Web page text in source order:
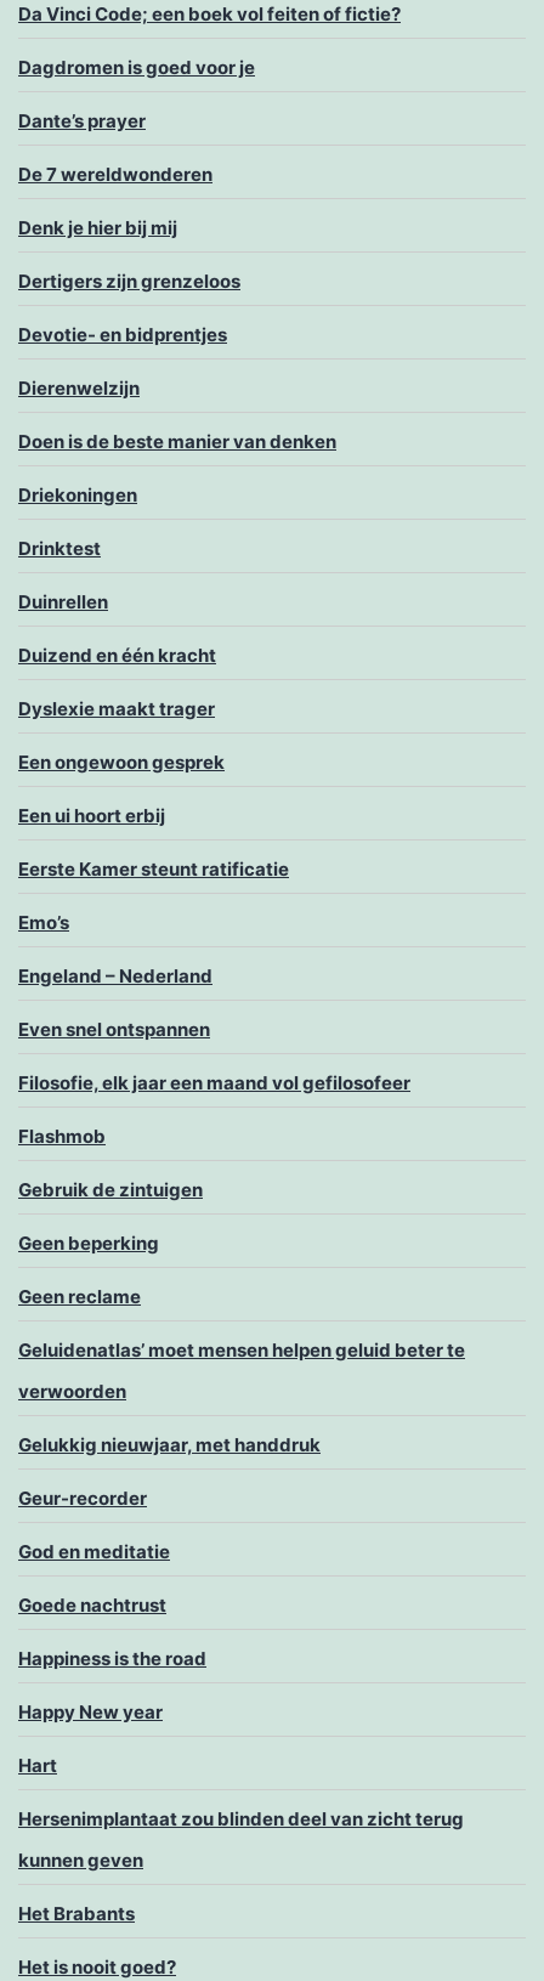
Da Vinci Code; een boek vol feiten of fictie?
Dagdromen is goed voor je
Dante’s prayer
De 7 wereldwonderen
Denk je hier bij mij
Dertigers zijn grenzeloos
Devotie- en bidprentjes
Dierenwelzijn
Doen is de beste manier van denken
Driekoningen
Drinktest
Duinrellen
Duizend en één kracht
Dyslexie maakt trager
Een ongewoon gesprek
Een ui hoort erbij
Eerste Kamer steunt ratificatie
Emo’s
Engeland – Nederland
Even snel ontspannen
Filosofie, elk jaar een maand vol gefilosofeer
Flashmob
Gebruik de zintuigen
Geen beperking
Geen reclame
Geluidenatlas’ moet mensen helpen geluid beter te
verwoorden
Gelukkig nieuwjaar, met handdruk
Geur-recorder
God en meditatie
Goede nachtrust
Happiness is the road
Happy New year
Hart
Hersenimplantaat zou blinden deel van zicht terug
kunnen geven
Het Brabants
Het is nooit goed?